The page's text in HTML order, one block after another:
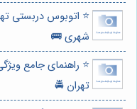
⭐️ اتوبوس دربستی
شهری 🚌
⭐️ راهنمای جامع
تهران 🚔